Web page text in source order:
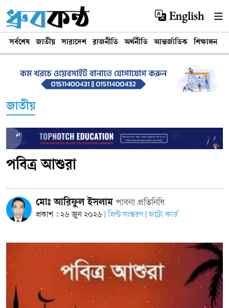
English
সর্বশেষ জাতীয় সারাদেশ রাজনীতি অর্থনীতি আন্তর্জাতিক শিক্ষাঙ্গন
জাতীয়
পবিত্র আশুরা
মোঃ আরিফুল ইসলাম পাবনা প্রতিনিধি
প্রকাশ : ২৬ জুন ২০২৬ প্রিন্ট সংস্করণ ফটো কার্ড